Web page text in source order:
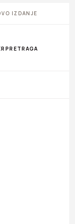
IZDANJE
PRETRAGA